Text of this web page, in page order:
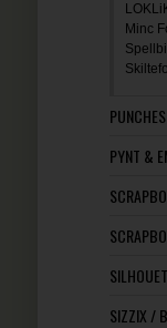
Minc
PYNT &
SIZZIX /